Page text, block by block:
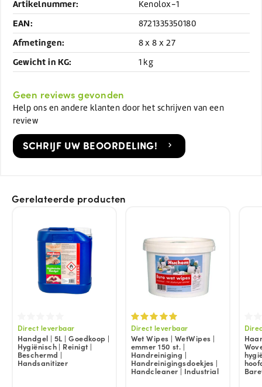
Artikelnummer: Kenolox-1
EAN: 8721335350180
Afmetingen: 8 x 8 x 27
Gewicht in KG: 1 kg
Geen reviews gevonden
Help ons en andere klanten door het schrijven van een
review
SCHRIJF UW BEOORDELING!
Gerelateerde producten
Direct leverbaar
Handgel | 5L | Goedkoop |
Hygiënisch | Reinigt |
Beschermd |
Handsanitizer
Direct leverbaar
Wet Wipes | WetWipes |
emmer 150 st. |
Handreiniging |
Handreinigingsdoekjes |
Handcleaner | Industrial